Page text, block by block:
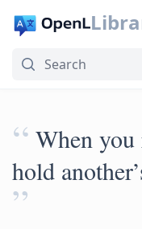
“ When you
hold
”